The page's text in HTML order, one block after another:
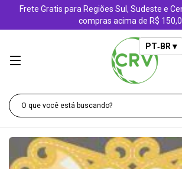
Frete Gratis para Regiões Sul, Sudeste e
compras acima de R$
PT‑BR ▾